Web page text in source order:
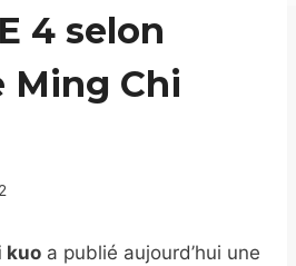
4 selon
Ming Chi
kuo a publié aujourd’hui une